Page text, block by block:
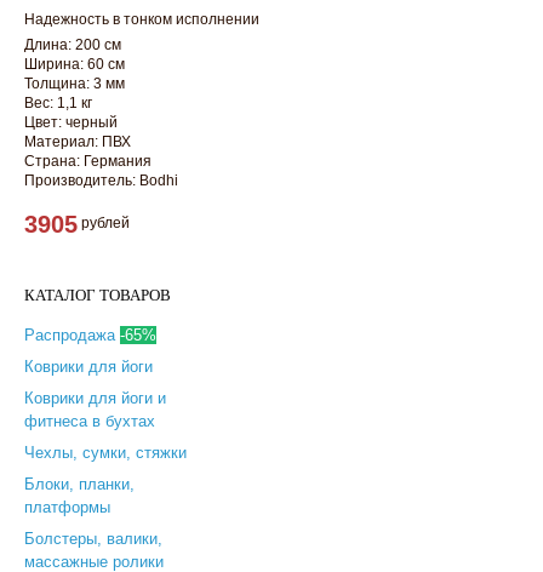
Надежность в тонком исполнении
Длина: 200 см
Ширина: 60 см
Толщина: 3 мм
Вес: 1,1 кг
Цвет: черный
Материал: ПВХ
Страна: Германия
Производитель: Bodhi
3905 рублей
КАТАЛОГ ТОВАРОВ
Распродажа -65%
Коврики для йоги
Коврики для йоги и
фитнеса в бухтах
Чехлы, сумки, стяжки
Блоки, планки,
платформы
Болстеры, валики,
массажные ролики